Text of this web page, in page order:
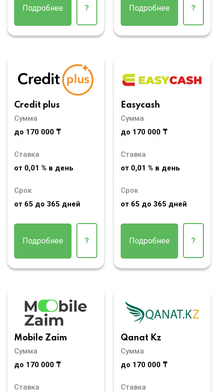
Подробнее ? Подробнее ?
Credit plus
Сумма
до 170 000 ₸
Ставка
от 0,01 % в день
Срок
от 65 до 365 дней
Подробнее ?
Easycash
Сумма
до 170 000 ₸
Ставка
от 0,01 % в день
Срок
от 65 до 365 дней
Подробнее ?
Mobile Zaim
Сумма
до 170 000 ₸
Ставка
Qanat Kz
Сумма
до 170 000 ₸
Ставка